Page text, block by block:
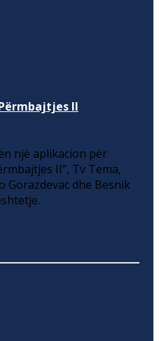
II
një aplikacion për
II”, Tv Tema,
Gorazdevac dhe Besnik